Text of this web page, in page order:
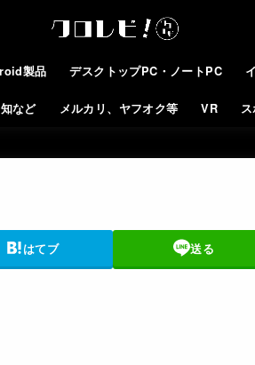
製品 デスクトップPC・ノートPC
など メルカリ、ヤフオク等 VR
はてブ 送る